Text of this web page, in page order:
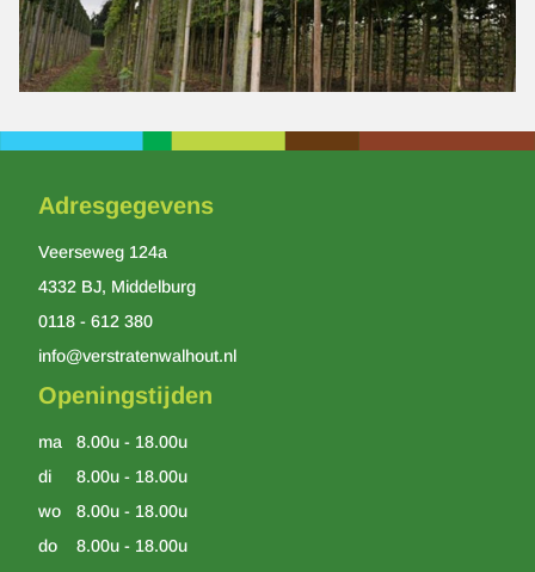
Adresgegevens
Veerseweg 124a
4332 BJ, Middelburg
0118 - 612 380
info@verstratenwalhout.nl
Openingstijden
ma
8.00u - 18.00u
di
8.00u - 18.00u
wo
8.00u - 18.00u
do
8.00u - 18.00u